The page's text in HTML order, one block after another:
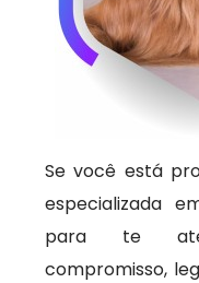
Se você está
especializada
para te
compromisso,